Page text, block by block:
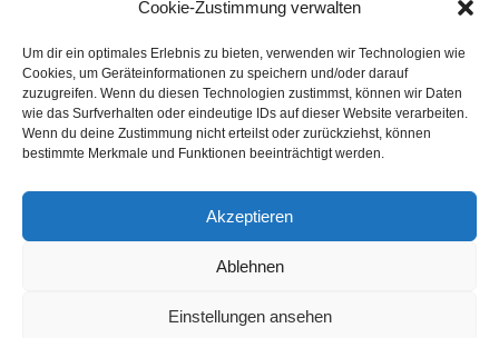
Cookie-Zustimmung verwalten
Um dir ein optimales Erlebnis zu bieten, verwenden wir Technologien wie
Cookies, um Geräteinformationen zu speichern und/oder darauf
zuzugreifen. Wenn du diesen Technologien zustimmst, können wir Daten
wie das Surfverhalten oder eindeutige IDs auf dieser Website verarbeiten.
Wenn du deine Zustimmung nicht erteilst oder zurückziehst, können
bestimmte Merkmale und Funktionen beeinträchtigt werden.
Akzeptieren
Ablehnen
Einstellungen ansehen
Ausgabe verpasst? Kein Problem – einfach nachbestellen im
GmbH